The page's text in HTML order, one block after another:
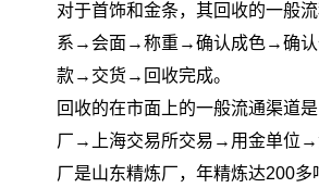
对于首饰和金条，其回收的一般
系→会面→称重→确认成色→确认
款→交货→回收完成。
回收的在市面上的一般流通渠道
厂→上海交易所交易→用金单位→
厂是山东精炼厂，年精炼达200多